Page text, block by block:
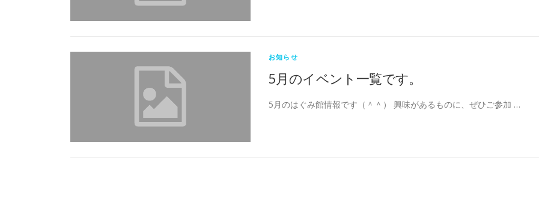
お知らせ
5月のイベント一覧です。
5月のはぐみ館情報です（＾＾） 興味があるものに、ぜひご参加 …